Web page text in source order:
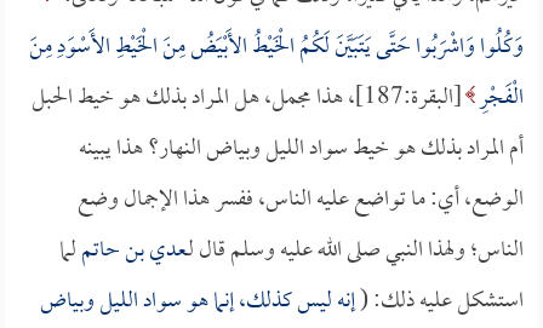
وَكُلُوا وَاشْرَبُوا حَتَّى يَتَبَيَّنَ لَكُمُ الْخَيْطُ الأَبْيَضُ مِنَ الْخَيْطِ الأَسْوَدِ مِنَ
الْفَجْرِ
[البقرة:187]، هذا مجمل، هل المراد بذلك هو خيط الحبل
أم المراد بذلك هو خيط سواد الليل وبياض النهار؟ هذا يبينه
الوضع، أي: ما تواضع عليه الناس، ففسر هذا الإجمال وضع
الناس؛ ولهذا النبي صلى الله عليه وسلم قال لـعدي بن حاتملما
استشكل عليه ذلك: (إنه ليس كذلك، إنما هو سواد الليل وبياض